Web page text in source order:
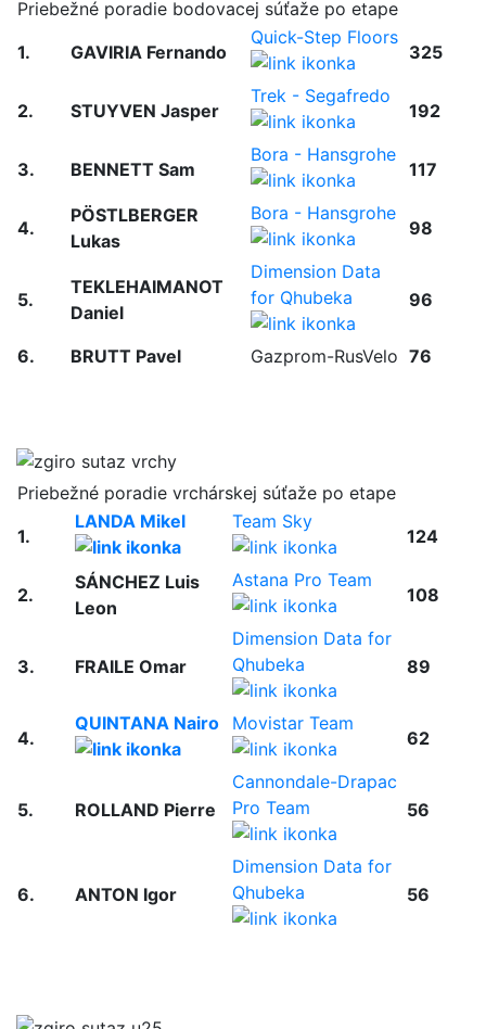
Priebežné poradie bodovacej súťaže po etape
1.
GAVIRIA Fernando
Quick-Step Floors
325
2. STUYVEN Jasper
Trek - Segafredo
192
3. BENNETT Sam
Bora - Hansgrohe
117
4.
PÖSTLBERGER
Lukas
Bora - Hansgrohe
98
5.
TEKLEHAIMANOT
Daniel
Dimension Data
for Qhubeka
96
6. BRUTT Pavel Gazprom-RusVelo 76
Priebežné poradie vrchárskej súťaže po etape
1.
LANDA Mikel Team Sky
124
2.
SÁNCHEZ Luis
Leon
Astana Pro Team
108
3. FRAILE Omar
Dimension Data for
Qhubeka
89
4.
QUINTANA Nairo Movistar Team
62
5. ROLLAND Pierre
Cannondale-Drapac
Pro Team
56
6. ANTON Igor
Dimension Data for
Qhubeka
56